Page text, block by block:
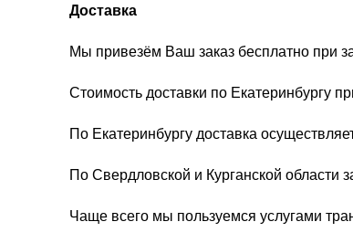
Доставка
Мы привезём Ваш заказ бесплатно при
Стоимость доставки по Екатеринбургу
По Екатеринбургу доставка
По Свердловской и Курганской области
Чаще всего мы пользуемся услугами